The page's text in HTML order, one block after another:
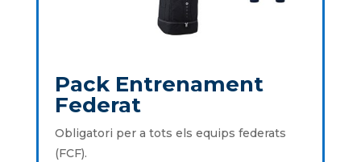
Pack Entrenament
Federat
Obligatori per a tots els equips federats
(FCF).